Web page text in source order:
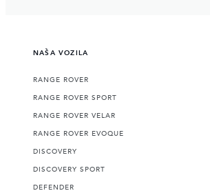
NAŠA VOZILA
RANGE ROVER
RANGE ROVER SPORT
RANGE ROVER VELAR
RANGE ROVER EVOQUE
DISCOVERY
DISCOVERY SPORT
DEFENDER